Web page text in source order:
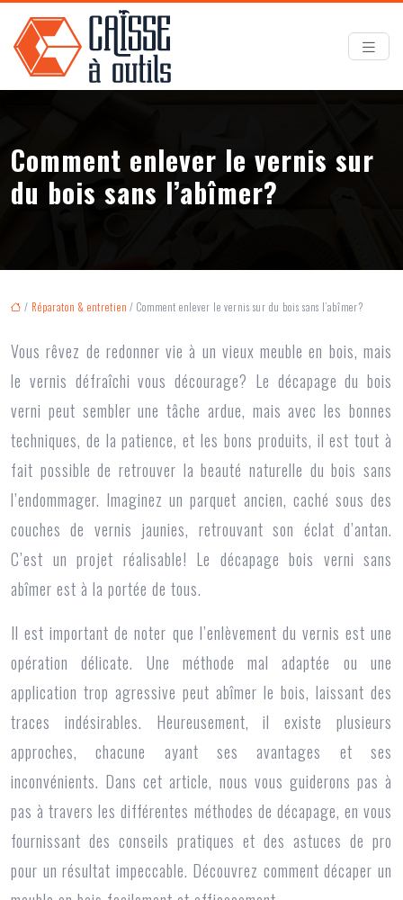
Comment enlever le vernis sur
du bois sans l’abîmer?
/ Réparaton & entretien / Comment enlever le vernis sur du bois sans l’abîmer?
Vous rêvez de redonner vie à un vieux meuble en bois, mais
le vernis défraîchi vous décourage? Le décapage du bois
verni peut sembler une tâche ardue, mais avec les bonnes
techniques, de la patience, et les bons produits, il est tout à
fait possible de retrouver la beauté naturelle du bois sans
l’endommager. Imaginez un parquet ancien, caché sous des
couches de vernis jaunies, retrouvant son éclat d’antan.
C’est un projet réalisable! Le décapage bois verni sans
abîmer est à la portée de tous.
Il est important de noter que l’enlèvement du vernis est une
opération délicate. Une méthode mal adaptée ou une
application trop agressive peut abîmer le bois, laissant des
traces indésirables. Heureusement, il existe plusieurs
approches, chacune ayant ses avantages et ses
inconvénients. Dans cet article, nous vous guiderons pas à
pas à travers les différentes méthodes de décapage, en vous
fournissant des conseils pratiques et des astuces de pro
pour un résultat impeccable. Découvrez comment décaper un